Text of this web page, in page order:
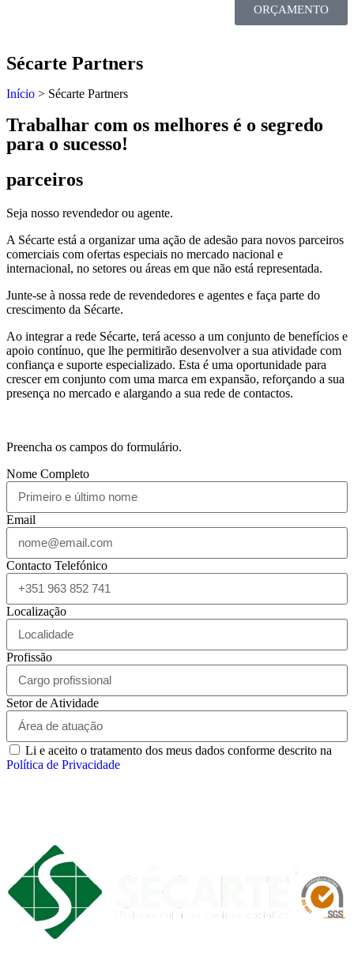
ORÇAMENTO
Sécarte Partners
Início > Sécarte Partners
Trabalhar com os melhores é o segredo
para o sucesso!
parceiros
Seja nosso revendedor ou agente.
A Sécarte está a organizar uma ação de adesão para novos parceiros
comerciais com ofertas especiais no mercado nacional e
internacional, no setores ou áreas em que não está representada.
Junte-se à nossa rede de revendedores e agentes e faça parte do
crescimento da Sécarte.
Ao integrar a rede Sécarte, terá acesso a um conjunto de benefícios e
apoio contínuo, que lhe permitirão desenvolver a sua atividade com
confiança e suporte especializado. Esta é uma oportunidade para
crescer em conjunto com uma marca em expansão, reforçando a sua
presença no mercado e alargando a sua rede de contactos.
Preencha os campos do formulário.
Nome Completo
Email
Contacto Telefónico
Localização
Profissão
Setor de Atividade
Li e aceito o tratamento dos meus dados conforme descrito na
Política de Privacidade